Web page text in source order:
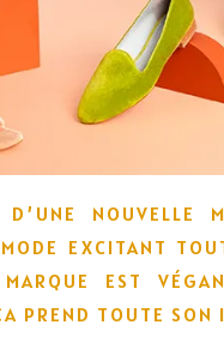
D’UNE NOUVELLE
EXCITANT
EST
PREND TOUTE SON